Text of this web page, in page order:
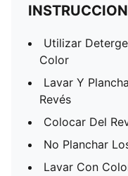
Utilizar
Color
Lavar Y
Revés
Colocar Del
No Planchar
Lavar Con